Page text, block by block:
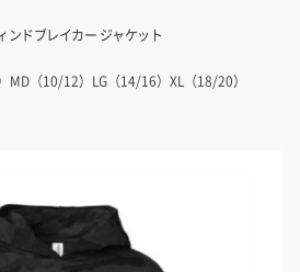
ドブレイカー ジャケット
MD（10/12）LG（14/16）XL（18/20）